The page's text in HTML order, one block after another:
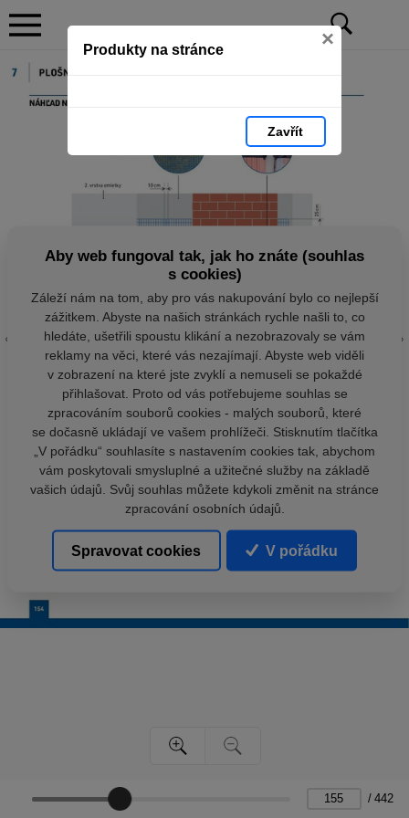
Produkty na stránce ×
Zavřít
/ 442
Aby web fungoval tak, jak ho znáte (souhlas
s cookies)
Záleží nám na tom, aby pro vás nakupování bylo co nejlepší
zážitkem. Abyste na našich stránkách rychle našli to, co
hledáte, ušetřili spoustu klikání a nezobrazovaly se vám
reklamy na věci, které vás nezajímají. Abyste web viděli
v zobrazení na které jste zvyklí a nemuseli se pokaždé
přihlašovat. Proto od vás potřebujeme souhlas se
zpracováním souborů cookies - malých souborů, které
se dočasně ukládají ve vašem prohlížeči. Stisknutím tlačítka
„V pořádku“ souhlasíte s nastavením cookies tak, abychom
vám poskytovali smysluplné a užitečné služby na základě
vašich údajů. Svůj souhlas můžete kdykoli změnit na stránce
zpracování osobních údajů.
Spravovat cookies V pořádku